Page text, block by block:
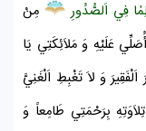
فِي اَلصُّدُورِ
مِنْ
عَلَيْهِ وَ مَلاَئِكَتِي يَا
وَ لاَ تَغْبِطِ اَلْغَنِيَّ
بِرَحْمَتِي طَامِعاً وَ